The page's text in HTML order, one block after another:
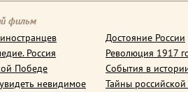
фильм
Россия
Победе
невидимое
Достояние России
Революция 1917
События в
Тайны